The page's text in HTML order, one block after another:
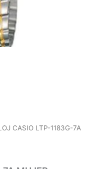
CASIO LTP-1183G-7A